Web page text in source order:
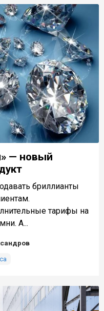
— новый
бриллианты
тарифы на
А...